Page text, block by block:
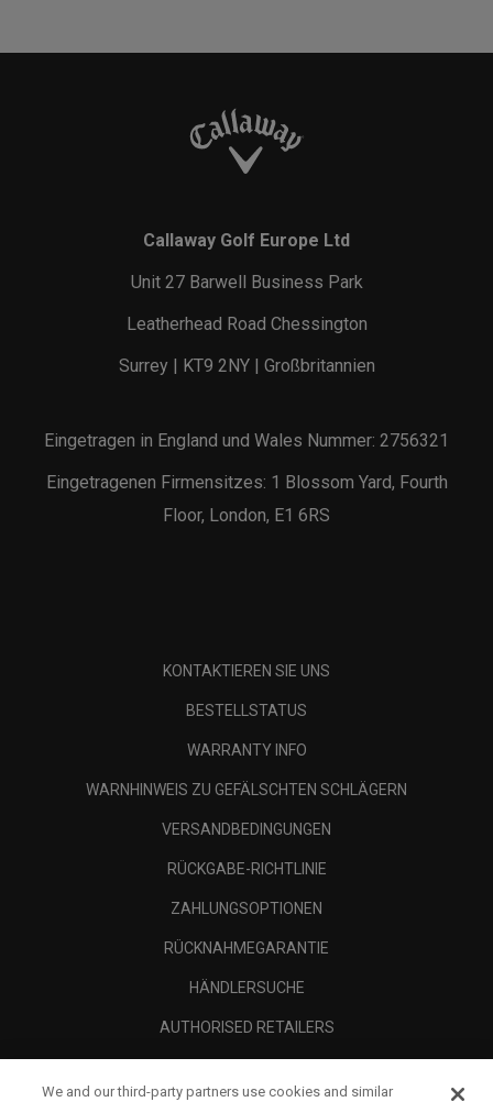
Callaway Golf Europe Ltd
Unit 27 Barwell Business Park
Leatherhead Road Chessington
Surrey | KT9 2NY | Großbritannien
Eingetragen in England und Wales Nummer: 2756321
Eingetragenen Firmensitzes: 1 Blossom Yard, Fourth
Floor, London, E1 6RS
KONTAKTIEREN SIE UNS
BESTELLSTATUS
WARRANTY INFO
WARNHINWEIS ZU GEFÄLSCHTEN SCHLÄGERN
VERSANDBEDINGUNGEN
RÜCKGABE-RICHTLINIE
ZAHLUNGSOPTIONEN
RÜCKNAHMEGARANTIE
HÄNDLERSUCHE
AUTHORISED RETAILERS
We and our third-party partners use cookies and similar